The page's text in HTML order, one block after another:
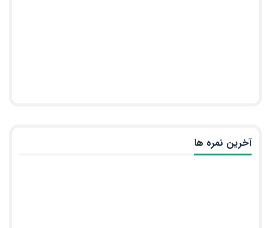
آخرین نمره ها